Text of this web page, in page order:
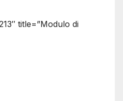
title=”Modulo di